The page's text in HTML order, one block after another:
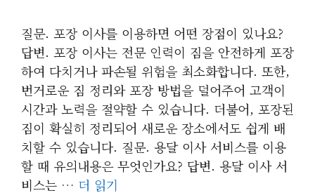
질문. 포장 이사를 이용하면 어떤 장점이 있나요?
답변. 포장 이사는 전문 인력이 짐을 안전하게 포장
하여 다치거나 파손될 위험을 최소화합니다. 또한,
번거로운 짐 정리와 포장 방법을 덜어주어 고객이
시간과 노력을 절약할 수 있습니다. 더불어, 포장된
짐이 확실히 정리되어 새로운 장소에서도 쉽게 배
치할 수 있습니다. 질문. 용달 이사 서비스를 이용
할 때 유의내용은 무엇인가요? 답변. 용달 이사 서
비스는 … 더 읽기